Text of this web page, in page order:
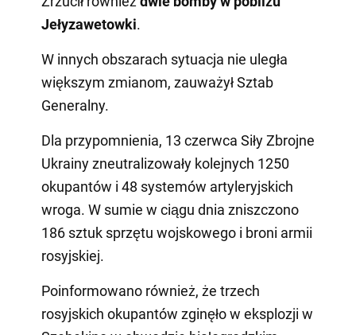
Jełyzawetowki.
W innych obszarach sytuacja nie uległa
większym zmianom, zauważył Sztab
Generalny.
Dla przypomnienia, 13 czerwca Siły Zbrojne
Ukrainy zneutralizowały kolejnych 1250
okupantów i 48 systemów artyleryjskich
wroga. W sumie w ciągu dnia zniszczono
186 sztuk sprzętu wojskowego i broni armii
rosyjskiej.
Poinformowano również, że trzech
rosyjskich okupantów zginęło w eksplozji w